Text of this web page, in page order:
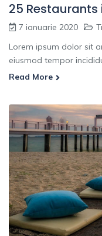
25 Restaurants
7 ianuarie 2020
Lorem ipsum dolor sit
eiusmod tempor
Read More